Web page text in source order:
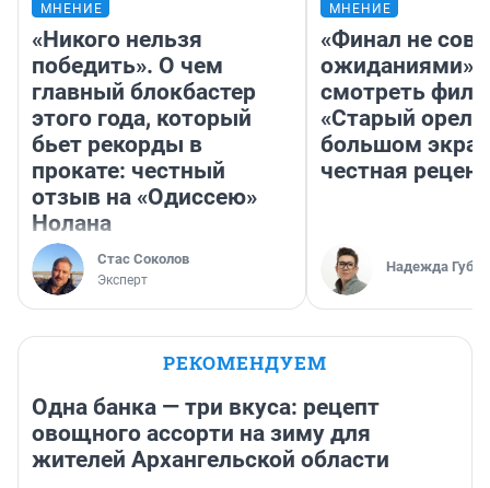
МНЕНИЕ
«Никого нельзя
победить». О чем
главный блокбастер
этого года, который
бьет рекорды в
прокате: честный
отзыв на «Одиссею»
Нолана
Стас Соколов
Эксперт
МНЕНИЕ
«Финал не
ожиданиями»:
смотреть
«Старый орел»
большом
честная
Надежда
РЕКОМЕНДУЕМ
Одна банка — три вкуса: рецепт
овощного ассорти на зиму для
жителей Архангельской области